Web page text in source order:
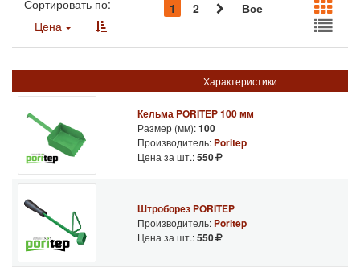
Сортировать по:
Цена
1 2 Все
Характеристики
Кельма PORITEP 100 мм
Размер (мм):100
Производитель: Poritep
Цена за шт.:550
Штроборез PORITEP
Производитель: Poritep
Цена за шт.:550